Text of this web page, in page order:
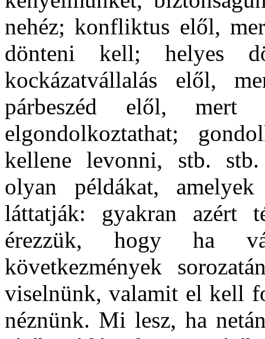
nehéz; konfliktus elől,
dönteni kell; helyes
kockázatvállalás elől,
párbeszéd elől, mert
elgondolkoztathat;
kellene levonni, stb. stb.
olyan példákat,
láttatják: gyakran azért
érezzük, hogy ha
következmények
viselnünk, valamit el kell
néznünk. Mi lesz, ha